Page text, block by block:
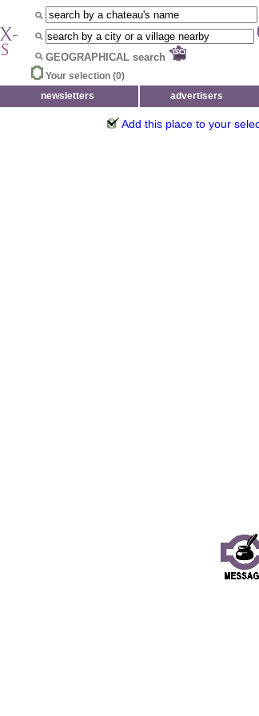
GEOGRAPHICAL search
Your selection (0)
newsletters advertisers
Add this place to your